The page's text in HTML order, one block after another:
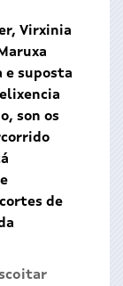
Virxinia
e suposta
son os
de